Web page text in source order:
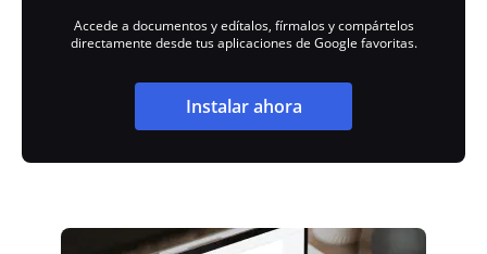
Accede a documentos y edítalos, fírmalos y compártelos
directamente desde tus aplicaciones de Google favoritas.
Instalar ahora